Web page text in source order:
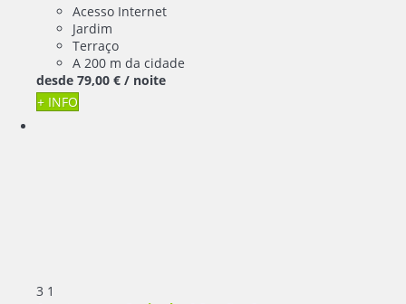
Acesso Internet
Jardim
Terraço
A 200 m da cidade
desde 79,00 € / noite
+ INFO
3 1